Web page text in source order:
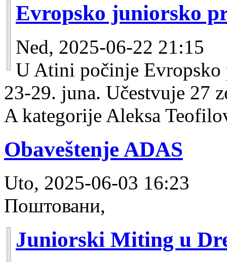
Evropsko juniorsko
Ned, 2025-06-22 21:15
U Atini počinje Evropsko
23-29. juna. Učestvuje 27
A kategorije Aleksa
Obaveštenje ADAS
Uto, 2025-06-03 16:23
Поштовани,
Juniorski Miting u